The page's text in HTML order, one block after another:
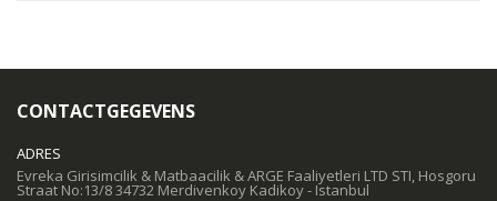
CONTACTGEGEVENS
ADRES
Evreka Girisimcilik & Matbaacilik & ARGE Faaliyetleri LTD STI, Hosgoru
Straat No:13/8 34732 Merdivenkoy Kadikoy - Istanbul